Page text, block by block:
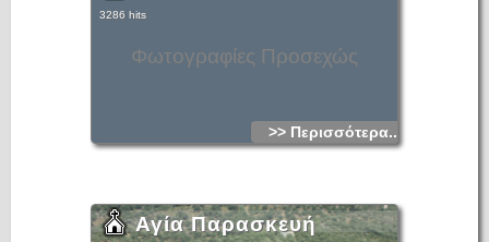
Φωτογραφίες Προσεχώς
3286 hits
>> Περισσότερα...
Αγία Παρασκευή